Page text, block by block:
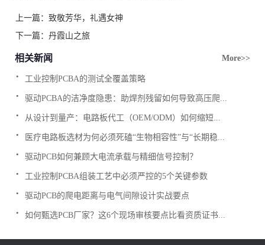
上一篇：致敬芳华，礼遇女神
下一篇：丹霞山之旅
相关新闻 More>>
工业控制PCBA的测试全覆盖策略
.
驱动PCBA的洁净度隐患：助焊剂残留如何导致高压爬...
.
从设计到量产：电路板代工（OEM/ODM）如何缩短...
.
医疗电路板选材为何必须死磕“生物相容性”与“长期稳...
.
驱动PCB如何兼顾大电流承载与精细信号控制？
.
工业控制PCBA组装工艺中必须严控的5个关键参数
.
驱动PCB的爬电距离与电气间隙设计实战要点
.
如何甄选PCB厂家？这6个现场审核要点比看资质证书...
.